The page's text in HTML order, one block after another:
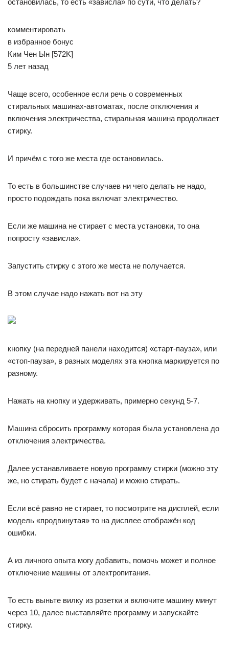
комментировать
в избранное бонус
Ким Чен Ын [572K]
5 лет назад
Чаще всего, особенное если речь о современных
стиральных машинах-автоматах, после отключения и
включения электричества, стиральная машина продолжает
стирку.
И причём с того же места где остановилась.
То есть в большинстве случаев ни чего делать не надо,
просто подождать пока включат электричество.
Если же машина не стирает с места установки, то она
попросту «зависла».
Запустить стирку с этого же места не получается.
В этом случае надо нажать вот на эту
кнопку (на передней панели находится) «старт-пауза», или
«стоп-пауза», в разных моделях эта кнопка маркируется по
разному.
Нажать на кнопку и удерживать, примерно секунд 5-7.
Машина сбросить программу которая была установлена до
отключения электричества.
Далее устанавливаете новую программу стирки (можно эту
же, но стирать будет с начала) и можно стирать.
Если всё равно не стирает, то посмотрите на дисплей, если
модель «продвинутая» то на дисплее отображён код
ошибки.
А из личного опыта могу добавить, помочь может и полное
отключение машины от электропитания.
То есть выньте вилку из розетки и включите машину минут
через 10, далее выставляйте программу и запускайте
стирку.